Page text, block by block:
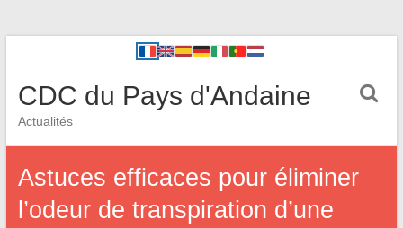
CDC du Pays d'Andaine
Actualités
Astuces efficaces pour éliminer
l’odeur de transpiration d’une